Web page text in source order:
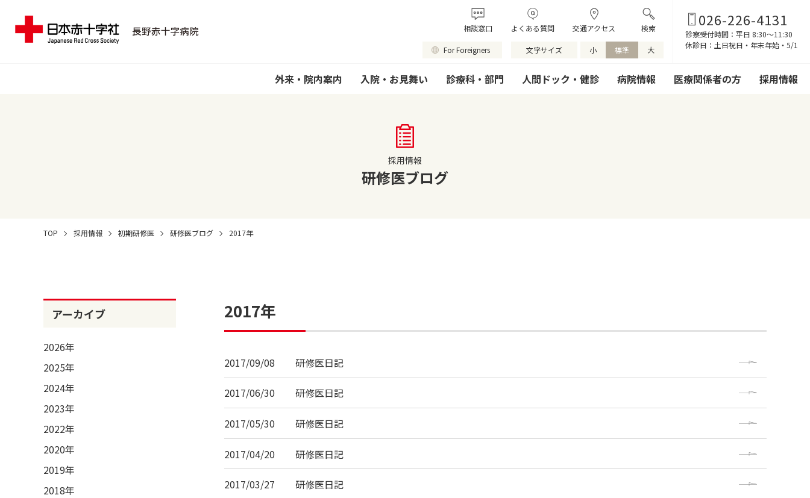
相談窓口 よくある質問 交通アクセス 検索
For Foreigners 文字サイズ 小 標準 大
026-226-4131
診察受付時間：平⽇ 8:30〜11:30
休診日：土日祝日・年末年始・5/1
外来・院内案内 入院・お見舞い 診療科・部門 人間ドック・健診 病院情報 医療関係者の方 採用情報
採用情報
研修医ブログ
TOP 採用情報 初期研修医 研修医ブログ 2017年
アーカイブ
2026年
2025年
2024年
2023年
2022年
2020年
2019年
2018年
2017年
2017/09/08 研修医日記
2017/06/30 研修医日記
2017/05/30 研修医日記
2017/04/20 研修医日記
2017/03/27 研修医日記